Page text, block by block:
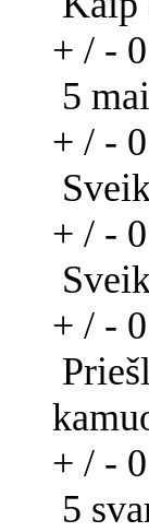
+ / - 0
5
+ / - 0
+ / - 0
+ / - 0
+ / - 0
5